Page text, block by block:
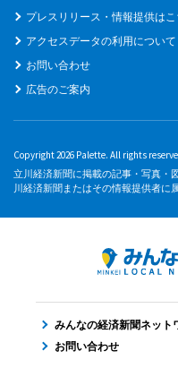
プレスリリース・情報提供はこ
アクセスデータの利用について
お問い合わせ
広告のご案内
Copyright 2026 Palette. All rights
立川経済新聞に掲載の記事・写真・
川経済新聞またはその情報提供者に
みんなの経済新聞ネット
お問い合わせ